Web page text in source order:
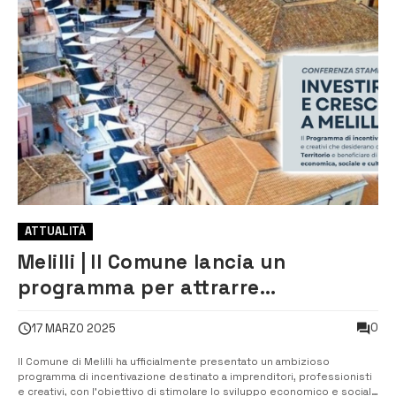
ATTUALITÀ
Melilli | Il Comune lancia un
programma per attrarre
17 MARZO 2025 0
Il Comune di Melilli ha ufficialmente presentato un ambizioso
programma di incentivazione destinato a imprenditori, professionisti
e creativi, con l’obiettivo di stimolare lo sviluppo economico e sociale